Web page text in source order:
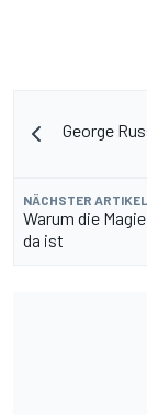
George
NÄCHSTER ARTIKEL
Warum die
da ist